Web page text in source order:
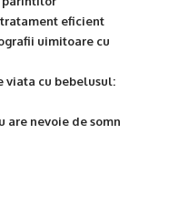
eficient
uimitoare cu
viata cu bebelusul:
are nevoie de somn